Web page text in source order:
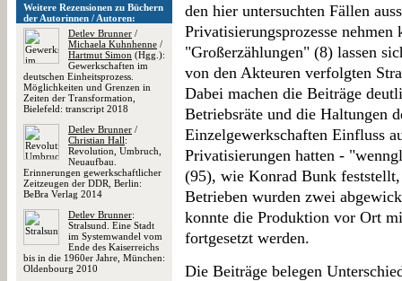
Weitere Rezensionen zu Büchern
der Autorinnen / Autoren:
Detlev Brunner /
Michaela Kuhnhenne /
Hartmut Simon (Hgg.):
Gewerkschaften im
deutschen Einheitsprozess.
Möglichkeiten und Grenzen in
Zeiten der Transformation,
Bielefeld: transcript 2018
Detlev Brunner /
Christian Hall:
Revolution, Umbruch,
Neuaufbau.
Erinnerungen gewerkschaftlicher
Zeitzeugen der DDR, Berlin:
BeBra Verlag 2014
Detlev Brunner:
Stralsund. Eine Stadt
im Systemwandel vom
Ende des Kaiserreichs
bis in die 1960er Jahre, München:
Oldenbourg 2010
den hier untersuchten Fällen
Privatisierungsprozesse nehmen
"Großerzählungen" (8) lassen
von den Akteuren verfolgten
Dabei machen die Beiträge
Betriebsräte und die Haltungen
Einzelgewerkschaften Einfluss
Privatisierungen hatten -
(95), wie Konrad Bunk
Betrieben wurden zwei
konnte die Produktion vor Ort
fortgesetzt werden.
Die Beiträge belegen